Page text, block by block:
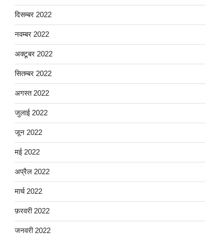
दिसम्बर 2022
नवम्बर 2022
अक्टूबर 2022
सितम्बर 2022
अगस्त 2022
जुलाई 2022
जून 2022
मई 2022
अप्रैल 2022
मार्च 2022
फ़रवरी 2022
जनवरी 2022